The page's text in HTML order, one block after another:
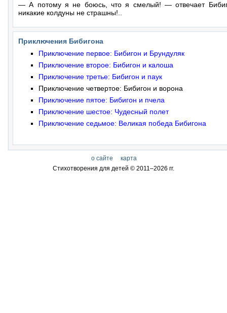
— А потому я не боюсь, что я смелый! — отвечает
никакие колдуны не страшны!..
Приключения Бибигона
Приключение первое: Бибигон и Брундуляк
Приключение второе: Бибигон и калоша
Приключение третье: Бибигон и паук
Приключение четвертое: Бибигон и ворона
Приключение пятое: Бибигон и пчела
Приключение шестое: Чудесный полет
Приключение седьмое: Великая победа Бибигона
о сайте
карта
Стихотворения для детей © 2011–2026 гг.